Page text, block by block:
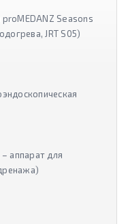
Seasons
JRT S05)
аппарат для